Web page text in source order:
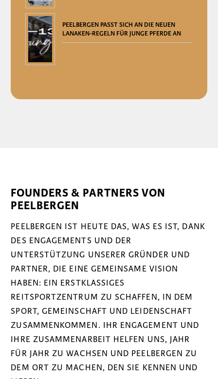
PEELBERGEN PASST SICH AN DIE NEUEN
LANAKEN-REGELN FÜR JUNGE PFERDE AN
FOUNDERS & PARTNERS VON
PEELBERGEN
PEELBERGEN IST HEUTE DAS, WAS ES IST, DANK
DES ENGAGEMENTS UND DER
UNTERSTÜTZUNG UNSERER GRÜNDER UND
PARTNER, DIE EINE GEMEINSAME VISION
HABEN: EIN ERSTKLASSIGES
REITSPORTZENTRUM ZU SCHAFFEN, IN DEM
SPORT, GEMEINSCHAFT UND LEIDENSCHAFT
ZUSAMMENKOMMEN. IHR ENGAGEMENT UND
IHRE ZUSAMMENARBEIT HELFEN UNS, JAHR
FÜR JAHR ZU WACHSEN UND PEELBERGEN ZU
DEM ORT ZU MACHEN, DEN SIE KENNEN UND